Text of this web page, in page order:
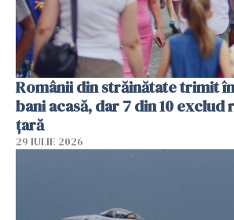
Românii din străinătate trimit
bani acasă, dar 7 din 10 exclud
țară
29 IULIE 2026